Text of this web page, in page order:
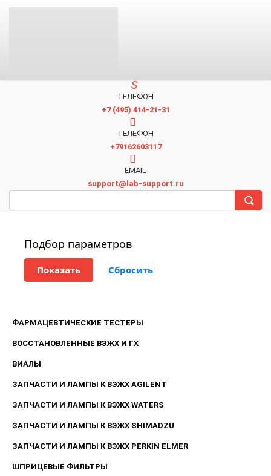
ТЕЛЕФОН
+7 (495) 414-21-31
TЕЛЕФОН
+79162603117
EMAIL
support@lab-support.ru
Подбор параметров
ФАРМАЦЕВТИЧЕСКИЕ ТЕСТЕРЫ
ВОССТАНОВЛЕННЫЕ ВЭЖХ И ГХ
ВИАЛЫ
ЗАПЧАСТИ И ЛАМПЫ К ВЭЖХ AGILENT
ЗАПЧАСТИ И ЛАМПЫ К ВЭЖХ WATERS
ЗАПЧАСТИ И ЛАМПЫ К ВЭЖХ SHIMADZU
ЗАПЧАСТИ И ЛАМПЫ К ВЭЖХ PERKIN ELMER
ШПРИЦЕВЫЕ ФИЛЬТРЫ